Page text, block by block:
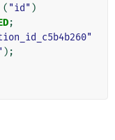
( "id" )
;
);